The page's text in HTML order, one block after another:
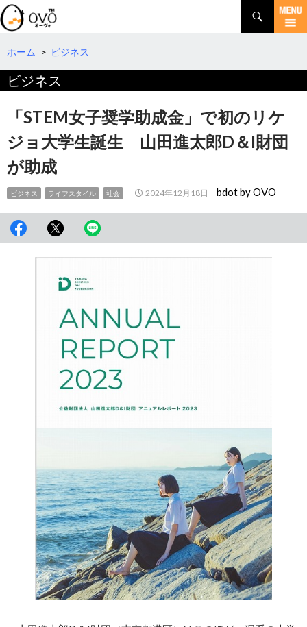
検
索
コ
テ
へ
ホーム > ビジネス
ビジネス
「STEM女子奨学助成金」で初のリケ
ジョ大学生誕生 山田進太郎D＆I財団
が助成
ビジネス ライフスタイル 社会 2024年12月18日 bdot by OVO